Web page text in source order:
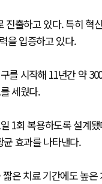
진출하고 있다. 특히 혁
을 입증하고 있다.
를 시작해 11년간 약
세웠다.
1회 복용하도록 설계
효과를 나타낸다.
은 치료 기간에도 높은